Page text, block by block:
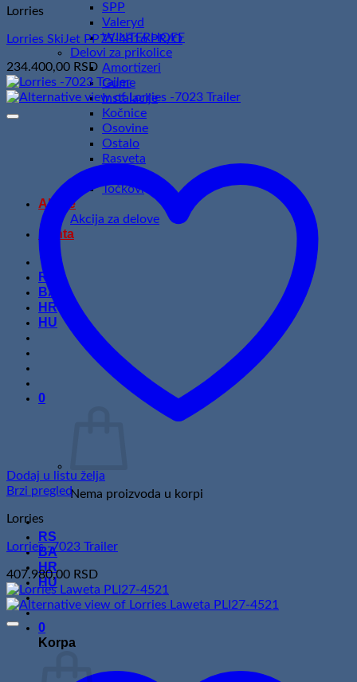
SPP
Valeryd
WINTERHOFF
Delovi za prikolice
Amortizeri
Gume
Instalacije
Kočnice
Osovine
Ostalo
Rasveta
Točkovi
Akcije
Akcija za delove
Renta
RS
BA
HR
HU
0
Nema proizvoda u korpi
RS
BA
HR
HU
0
Korpa
Lorries
Lorries SkiJet PP75-4816 PR/O
234.400,00 RSD
Dodaj u listu želja
Brzi pregled
Lorries
Lorries -7023 Trailer
407.980,00 RSD